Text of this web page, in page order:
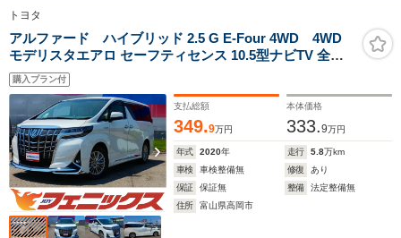
トヨタ
アルファード ハイブリッド 2.5 G E-Four 4WD 4WD
モデリスタエアロ セーフティセンス 10.5型ナビTV 全方
位カメラ 後席フリップダウン 革シート ベンチレーション
BSM RCTA 両側電動ドア パワーバックドア 禁煙車 ETC
試乗OK
購入プラン付
支払総額
349.9万円
本体価格
333.9万円
年式 2020年 走行 5.8万km
車検
車検整備無 修復
あり
保証
保証無 整備
法定整備無
住所
富山県高岡市